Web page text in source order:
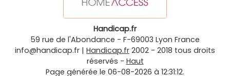
Handicap.fr
59 rue de l'Abondance - F-69003 Lyon France
info@handicap.fr | Handicap.fr 2002 - 2018 tous droits
réservés - Haut
Page générée le 06-08-2026 à 12:31:12.